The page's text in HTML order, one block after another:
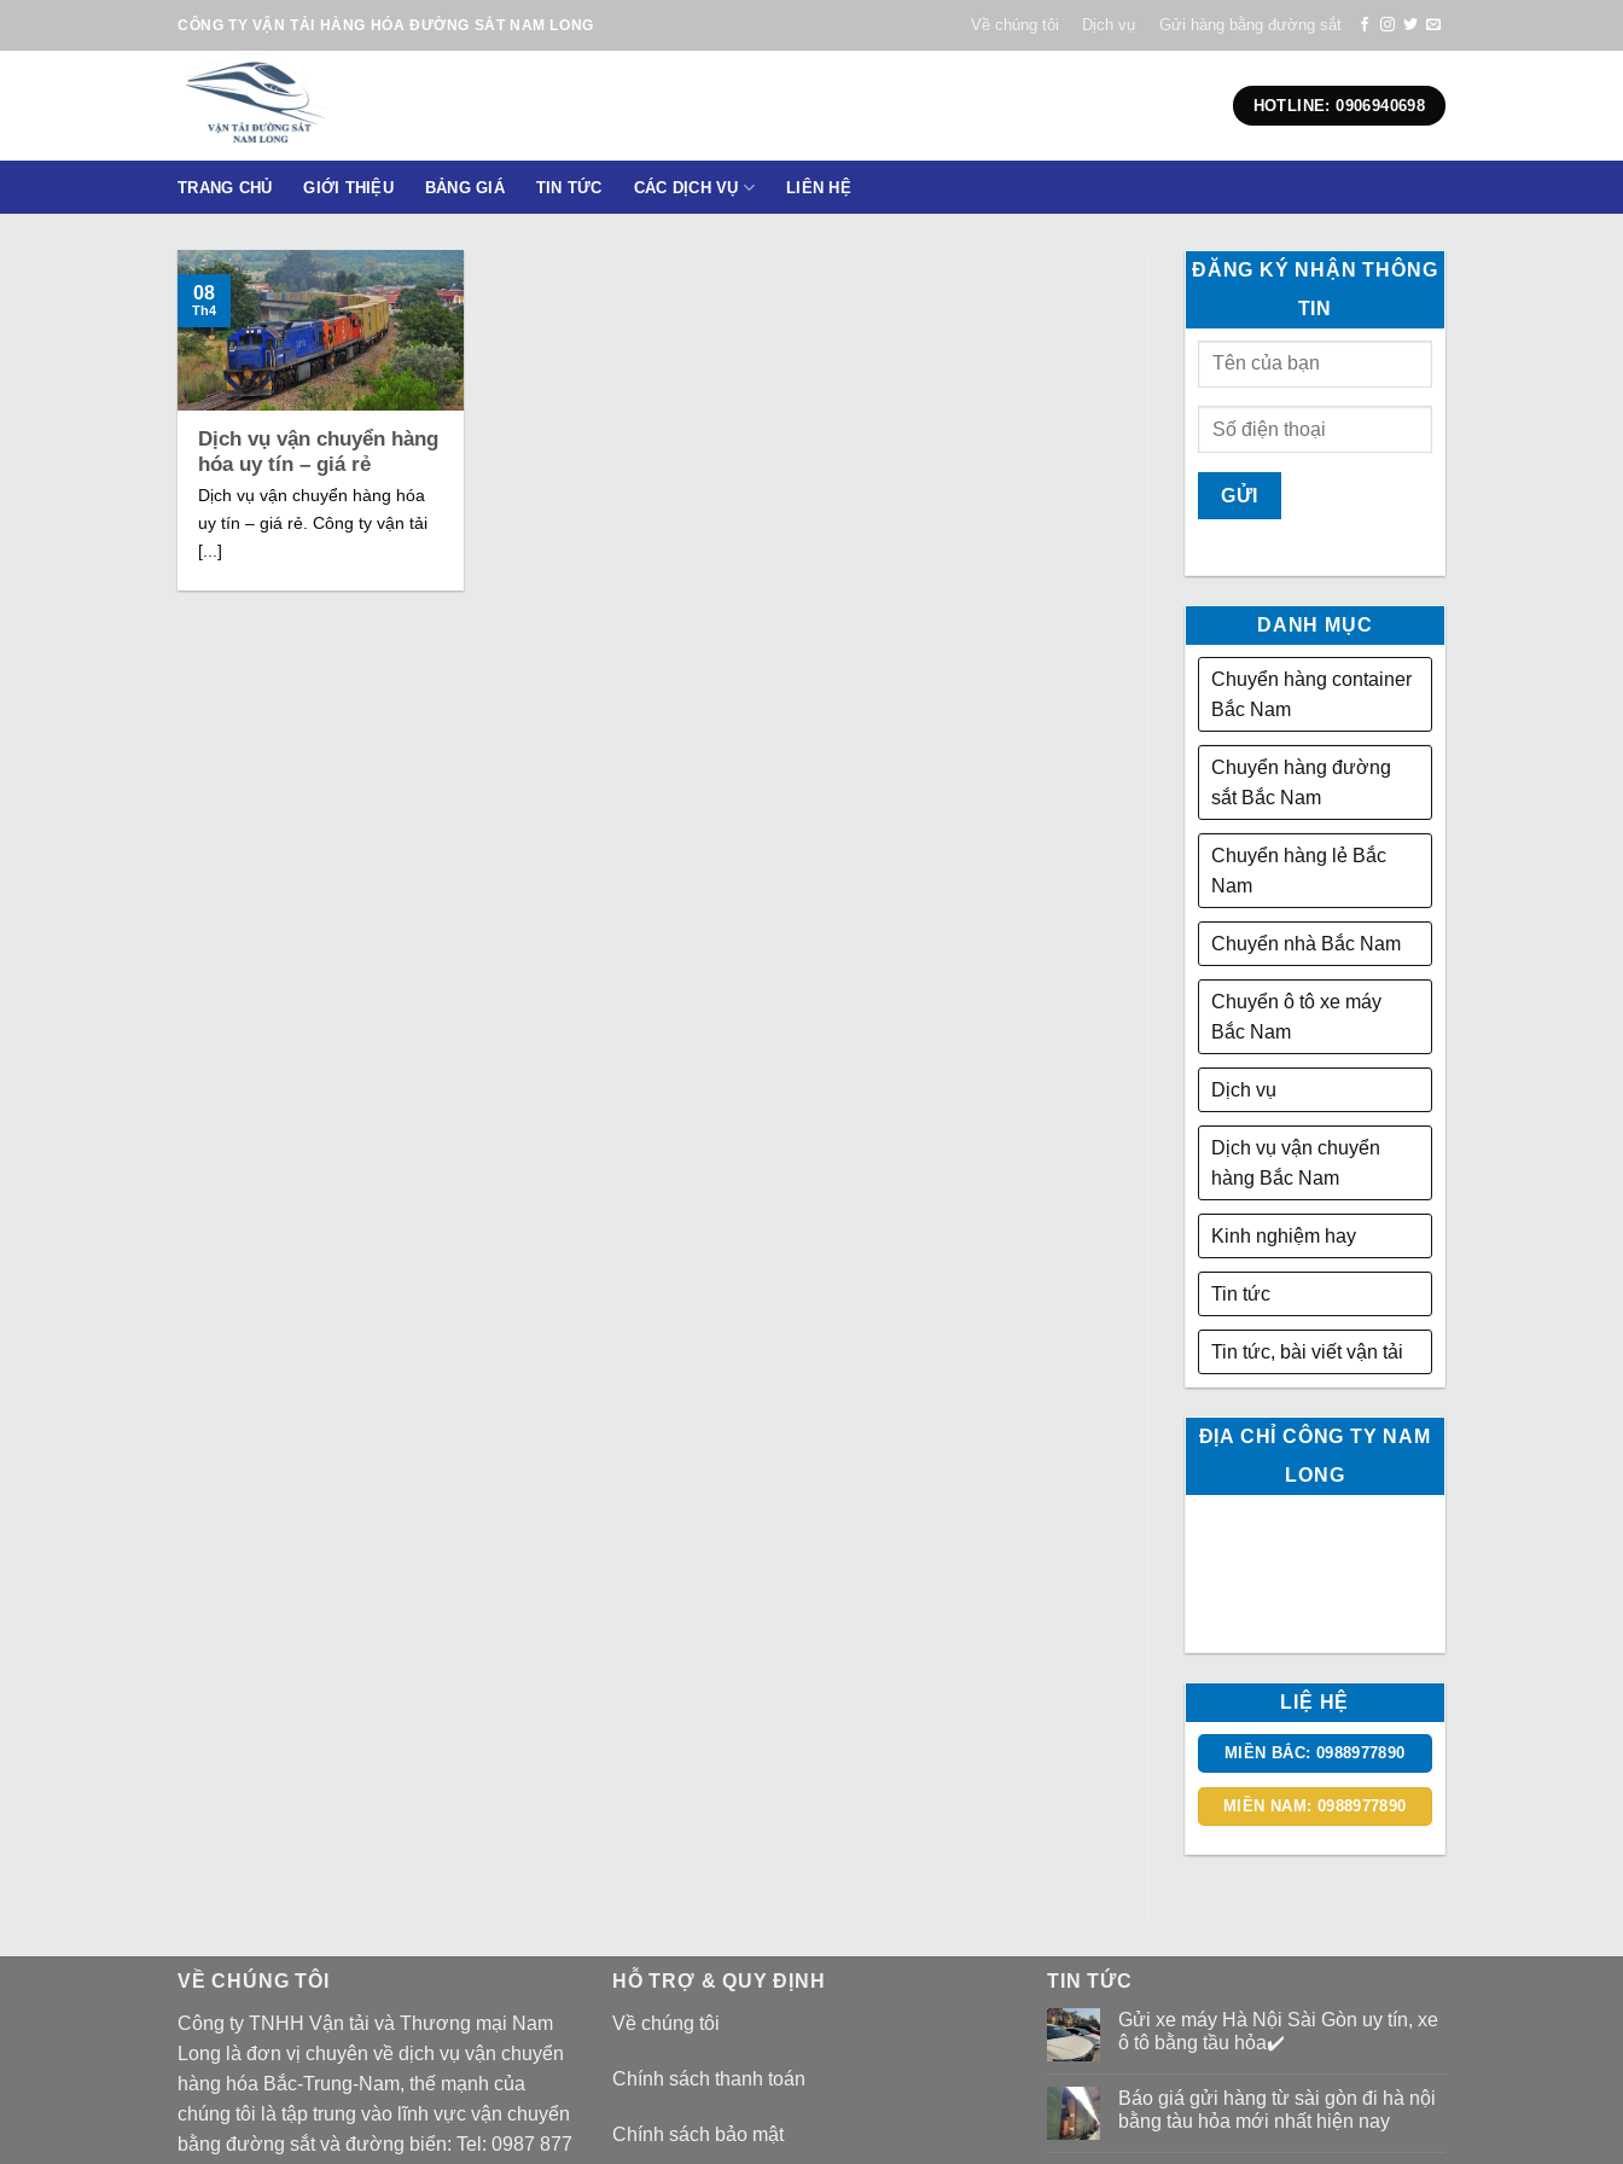
n
CÔNG TY VẬN TẢI HÀNG HÓA ĐƯỜNG SẮT NAM LONG Về chúng tôi Dịch vụ Gửi hàng bằng đường sắt
HOTLINE: 0906940698
TRANG CHỦ GIỚI THIỆU BẢNG GIÁ TIN TỨC CÁC DỊCH VỤ LIÊN HỆ
Dịch vụ vận chuyển hàng
hóa uy tín – giá rẻ
Dịch vụ vận chuyển hàng hóa
uy tín – giá rẻ. Công ty vận tải
[...]
08
Th4
ĐĂNG KÝ NHẬN THÔNG
TIN
DANH MỤC
Chuyển hàng container
Bắc Nam
Chuyển hàng đường
sắt Bắc Nam
Chuyển hàng lẻ Bắc
Nam
Chuyển nhà Bắc Nam
Chuyển ô tô xe máy
Bắc Nam
Dịch vụ
Dịch vụ vận chuyển
hàng Bắc Nam
Kinh nghiệm hay
Tin tức
Tin tức, bài viết vận tải
ĐỊA CHỈ CÔNG TY NAM
LONG
LIỆ HỆ
MIỀN BẮC: 0988977890
MIỀN NAM: 0988977890
VỀ CHÚNG TÔI
Công ty TNHH Vận tải và Thương mại Nam
Long là đơn vị chuyên về dịch vụ vận chuyển
hàng hóa Bắc-Trung-Nam, thế mạnh của
chúng tôi là tập trung vào lĩnh vực vận chuyển
bằng đường sắt và đường biển: Tel: 0987 877
HỖ TRỢ & QUY ĐỊNH
Về chúng tôi
Chính sách thanh toán
Chính sách bảo mật
TIN TỨC
Gửi xe máy Hà Nội Sài Gòn uy tín, xe
ô tô bằng tầu hỏa✔️
Báo giá gửi hàng từ sài gòn đi hà nội
bằng tàu hỏa mới nhất hiện nay